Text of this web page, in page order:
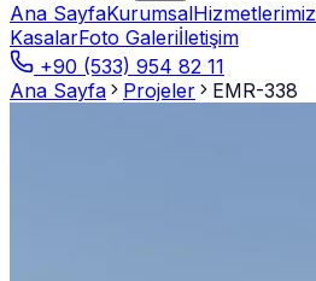
Ana SayfaKurumsalHizmetlerimiz
KasalarFoto Galeriİletişim
+90 (533) 954 82 11
Ana Sayfa
Projeler EMR-338